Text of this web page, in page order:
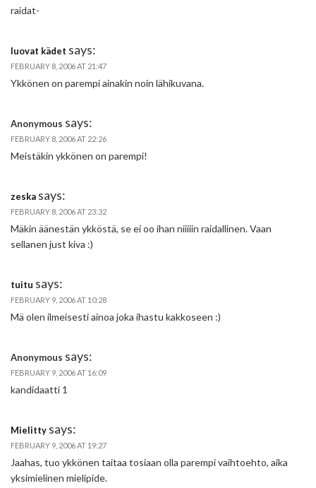
raidat-
luovat kädet says:
FEBRUARY 8, 2006 AT 21:47
Ykkönen on parempi ainakin noin lähikuvana.
Anonymous says:
FEBRUARY 8, 2006 AT 22:26
Meistäkin ykkönen on parempi!
zeska says:
FEBRUARY 8, 2006 AT 23:32
Mäkin äänestän ykköstä, se ei oo ihan niiiiin raidallinen. Vaan
sellanen just kiva :)
tuitu says:
FEBRUARY 9, 2006 AT 10:28
Mä olen ilmeisesti ainoa joka ihastu kakkoseen :)
Anonymous says:
FEBRUARY 9, 2006 AT 16:09
kandidaatti 1
Mielitty says:
FEBRUARY 9, 2006 AT 19:27
Jaahas, tuo ykkönen taitaa tosiaan olla parempi vaihtoehto, aika
yksimielinen mielipide.